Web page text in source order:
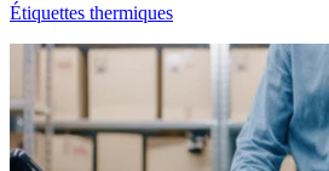
Étiquettes thermiques